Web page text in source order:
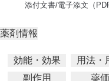
添付文書/電子添文（PDF
薬剤情報
効能・効果 用法・
副作用
薬価